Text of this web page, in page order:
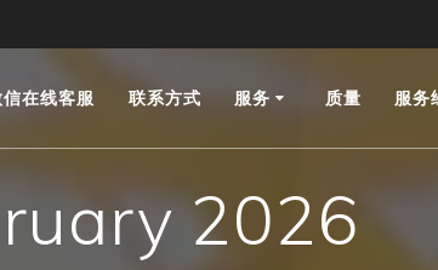
在线客服 联系方式 服务 质量 服务
2026